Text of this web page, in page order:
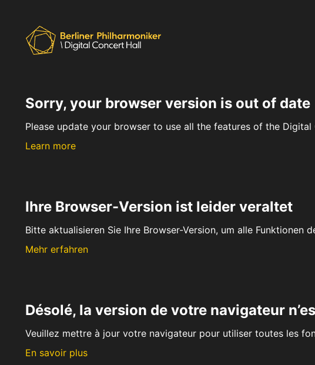
Sorry, your browser version is out of date
Please update your browser to use all the features of the Digital
Learn more
Ihre Browser-Version ist leider veraltet
Bitte aktualisieren Sie Ihre Browser-Version, um alle Funktionen
Mehr erfahren
Désolé, la version de votre navigateur
Veuillez mettre à jour votre navigateur pour utiliser toutes les
En savoir plus